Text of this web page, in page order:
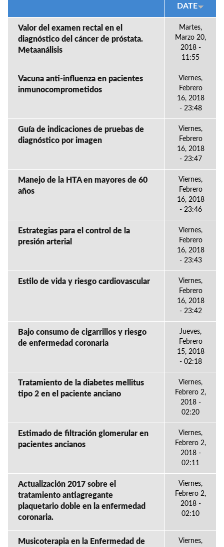
DATE
Valor del examen rectal en el
diagnóstico del cáncer de próstata.
Metaanálisis
Martes,
Marzo 20,
2018 -
11:55
Vacuna anti-influenza en pacientes
inmunocomprometidos
Viernes,
Febrero
16, 2018
- 23:48
Guía de indicaciones de pruebas de
diagnóstico por imagen
Viernes,
Febrero
16, 2018
- 23:47
Manejo de la HTA en mayores de 60
años
Viernes,
Febrero
16, 2018
- 23:46
Estrategias para el control de la
presión arterial
Viernes,
Febrero
16, 2018
- 23:43
Estilo de vida y riesgo cardiovascular
Viernes,
Febrero
16, 2018
- 23:42
Bajo consumo de cigarrillos y riesgo
de enfermedad coronaria
Jueves,
Febrero
15, 2018
- 02:18
Tratamiento de la diabetes mellitus
tipo 2 en el paciente anciano
Viernes,
Febrero 2,
2018 -
02:20
Estimado de filtración glomerular en
pacientes ancianos
Viernes,
Febrero 2,
2018 -
02:11
Actualización 2017 sobre el
tratamiento antiagregante
plaquetario doble en la enfermedad
coronaria.
Viernes,
Febrero 2,
2018 -
02:10
Musicoterapia en la Enfermedad de
Viernes,